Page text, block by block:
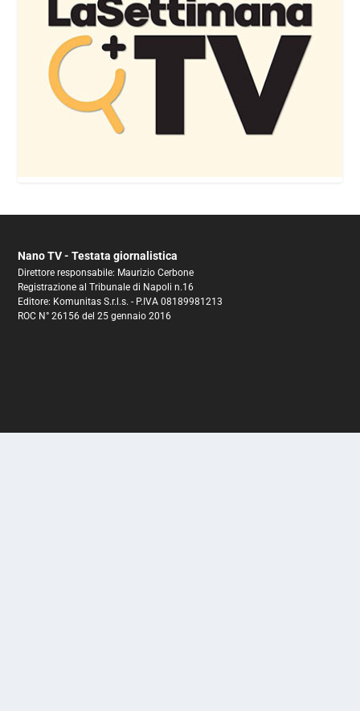
Nano TV - Testata giornalistica
Direttore responsabile: Maurizio Cerbone
Registrazione al Tribunale di Napoli n.16
Editore: Komunitas S.r.l.s. - P.IVA 08189981213
ROC N° 26156 del 25 gennaio 2016